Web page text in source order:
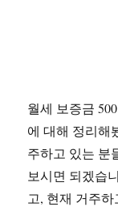
월세 보증금
에 대해 정리해
주하고 있는 분
보시면 되겠습
고, 현재 거주